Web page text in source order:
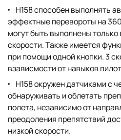
H158 способен выполнять
эффектные перевороты на
могут быть выполнены
скорости. Также имеется
при помощи одной кнопки. 3
взависмости от навыков
H158 окружен датчиками с
обнаруживать и облетать
полета, независимо от
преодоления препятствий
низкой скорости.